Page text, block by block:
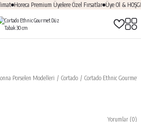
Horeca Premium Üyelere Özel Fırsatlar Üye Ol &
Porselen Modelleri Cortado Cortado Ethnic
Yorumlar (0)